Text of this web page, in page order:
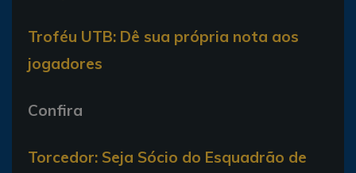
Troféu UTB: Dê sua própria nota aos
jogadores
Confira
Torcedor: Seja Sócio do Esquadrão de